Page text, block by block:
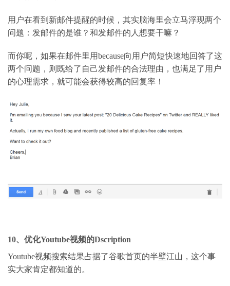
用户在看到新邮件提醒的时候，其实脑海里会立马浮现两个
问题：发邮件的是谁？和发邮件的人想要干嘛？
而你呢，如果在邮件里用because向用户简短快速地回答了这
两个问题，则既给了自己发邮件的合法理由，也满足了用户
的心理需求，就可能会获得较高的回复率！
10、优化Youtube视频的Dscription
Youtube视频搜索结果占据了谷歌首页的半壁江山，这个事
实大家肯定都知道的。